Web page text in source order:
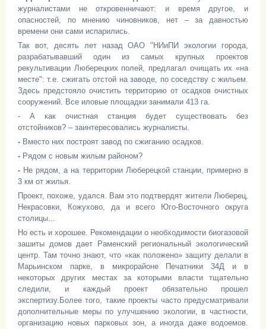
журналистами не откровенничают: и время другое, и
опасностей, по мнению чиновников, нет – за давностью
времени они сами испарились.
Так вот, десять лет назад ОАО "НИиПИ экологии города,
разрабатывавший один из самых крупных проектов
рекультивации Люберецких полей, предлагал очищать их «на
месте": т.е. сжигать отстой на заводе, по соседству с жильем.
Здесь предстояло очистить территорию от осадков очистных
сооружений. Все иловые площадки занимали 413 га.
- А как очистная станция будет существовать без
отстойников? – заинтересовались журналисты.
- Вместо них построят завод по сжиганию осадков.
- Рядом с новым жилым районом?
- Не рядом, а на территории Люберецкой станции, примерно в
3 км от жилья.
Проект, похоже, удался. Вам это подтвердят жители Люберец,
Некрасовки, Кожухово, да и всего Юго-Восточного округа
столицы...
Но есть и хорошее. Рекомендации о необходимости биогазовой
зашиты домов дает Раменский региональный экологический
центр. Там точно знают, что «как положено» защиту делали в
Марьинском парке, в микрорайоне Печатники 34Д и в
некоторых других местах за которыми власти тщательно
следили, и каждый проект обязательно прошел
экспертизу.Более того, такие проекты часто предусматривали
дополнительные меры по улучшению экологии, в частности,
организацию новых парковых зон, а иногда даже водоемов.